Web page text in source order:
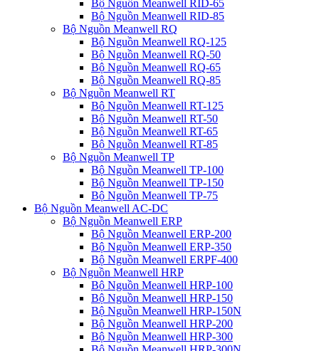
Bộ Nguồn Meanwell RID-65
Bộ Nguồn Meanwell RID-85
Bộ Nguồn Meanwell RQ
Bộ Nguồn Meanwell RQ-125
Bộ Nguồn Meanwell RQ-50
Bộ Nguồn Meanwell RQ-65
Bộ Nguồn Meanwell RQ-85
Bộ Nguồn Meanwell RT
Bộ Nguồn Meanwell RT-125
Bộ Nguồn Meanwell RT-50
Bộ Nguồn Meanwell RT-65
Bộ Nguồn Meanwell RT-85
Bộ Nguồn Meanwell TP
Bộ Nguồn Meanwell TP-100
Bộ Nguồn Meanwell TP-150
Bộ Nguồn Meanwell TP-75
Bộ Nguồn Meanwell AC-DC
Bộ Nguồn Meanwell ERP
Bộ Nguồn Meanwell ERP-200
Bộ Nguồn Meanwell ERP-350
Bộ Nguồn Meanwell ERPF-400
Bộ Nguồn Meanwell HRP
Bộ Nguồn Meanwell HRP-100
Bộ Nguồn Meanwell HRP-150
Bộ Nguồn Meanwell HRP-150N
Bộ Nguồn Meanwell HRP-200
Bộ Nguồn Meanwell HRP-300